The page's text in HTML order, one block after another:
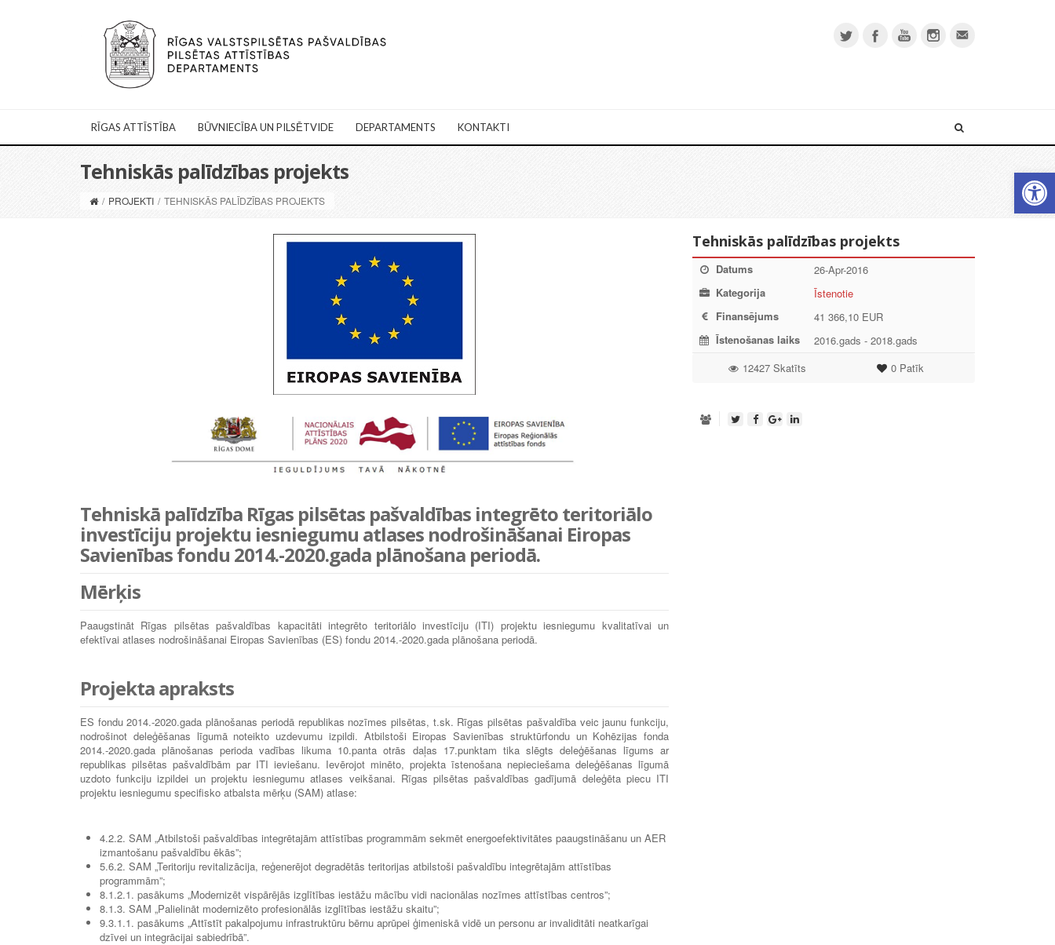
RĪGAS ATTĪSTĪBA BŪVNIECĪBA UN PILSĒTVIDE DEPARTAMENTS KONTAKTI
Tehniskās palīdzības projekts
/ PROJEKTI / TEHNISKĀS PALĪDZĪBAS PROJEKTS
Tehniskā palīdzība Rīgas pilsētas pašvaldības integrēto teritoriālo
investīciju projektu iesniegumu atlases nodrošināšanai Eiropas
Savienības fondu 2014.-2020.gada plānošana periodā.
Mērķis
Paaugstināt Rīgas pilsētas pašvaldības kapacitāti integrēto teritoriālo investīciju (ITI) projektu iesniegumu kvalitatīvai un
efektīvai atlases nodrošināšanai Eiropas Savienības (ES) fondu 2014.-2020.gada plānošana periodā.
Projekta apraksts
ES fondu 2014.-2020.gada plānošanas periodā republikas nozīmes pilsētas, t.sk. Rīgas pilsētas pašvaldība veic jaunu funkciju,
nodrošinot deleģēšanas līgumā noteikto uzdevumu izpildi. Atbilstoši Eiropas Savienības struktūrfondu un Kohēzijas fonda
2014.-2020.gada plānošanas perioda vadības likuma 10.panta otrās daļas 17.punktam tika slēgts deleģēšanas līgums ar
republikas pilsētas pašvaldībām par ITI ieviešanu. Ievērojot minēto, projekta īstenošana nepieciešama deleģēšanas līgumā
uzdoto funkciju izpildei un projektu iesniegumu atlases veikšanai. Rīgas pilsētas pašvaldības gadījumā deleģēta piecu ITI
projektu iesniegumu specifisko atbalsta mērķu (SAM) atlase:
4.2.2. SAM „Atbilstoši pašvaldības integrētajām attīstības programmām sekmēt energoefektivitātes paaugstināšanu un AER
izmantošanu pašvaldību ēkās”;
5.6.2. SAM „Teritoriju revitalizācija, reģenerējot degradētās teritorijas atbilstoši pašvaldību integrētajām attīstības
programmām”;
8.1.2.1. pasākums „Modernizēt vispārējās izglītības iestāžu mācību vidi nacionālas nozīmes attīstības centros”;
8.1.3. SAM „Palielināt modernizēto profesionālās izglītības iestāžu skaitu”;
9.3.1.1. pasākums „Attīstīt pakalpojumu infrastruktūru bērnu aprūpei ģimeniskā vidē un personu ar invaliditāti neatkarīgai
dzīvei un integrācijai sabiedrībā”.
Tehniskās palīdzības projekts
Datums
26-Apr-2016
Kategorija
Īstenotie
Finansējums
41 366,10 EUR
Īstenošanas laiks
2016.gads - 2018.gads
0 Patīk
12427 Skatīts